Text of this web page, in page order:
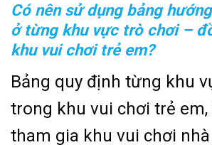
Có nên sử dụng bảng
ở từng khu vực trò chơi –
khu vui chơi trẻ em?
Bảng quy định từng khu
trong khu vui chơi trẻ
tham gia khu vui chơi